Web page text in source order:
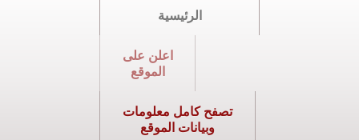
الرئيسية
اعلن على
الموقع
تصفح كامل معلومات
وبيانات الموقع